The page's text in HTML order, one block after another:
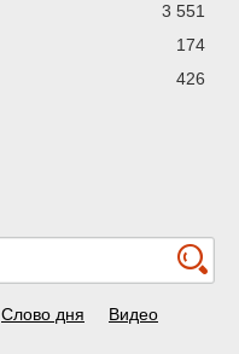
3 551
174
426
Слово дня Видео